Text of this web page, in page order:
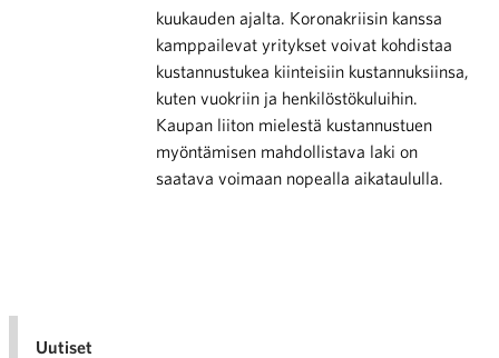
kuukauden ajalta. Koronakriisin kanssa
kamppailevat yritykset voivat kohdistaa
kustannustukea kiinteisiin kustannuksiinsa,
kuten vuokriin ja henkilöstökuluihin.
Kaupan liiton mielestä kustannustuen
myöntämisen mahdollistava laki on
saatava voimaan nopealla aikataululla.
Uutiset